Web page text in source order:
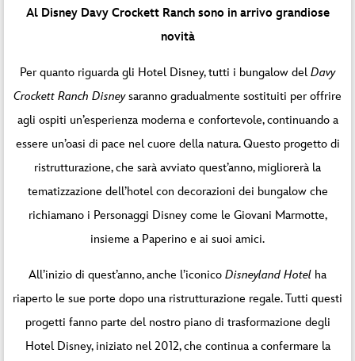
Al Disney Davy Crockett Ranch sono in arrivo grandiose
novità
Per quanto riguarda gli Hotel Disney, tutti i bungalow delDavy
Crockett Ranch Disneysaranno gradualmente sostituiti per offrire
agli ospiti un’esperienza moderna e confortevole, continuando a
essere un’oasi di pace nel cuore della natura. Questo progetto di
ristrutturazione, che sarà avviato quest’anno, migliorerà la
tematizzazione dell’hotel con decorazioni dei bungalow che
richiamano i Personaggi Disney come le Giovani Marmotte,
insieme a Paperino e ai suoi amici.
All’inizio di quest’anno, anche l’iconico Disneyland Hotel ha
riaperto le sue porte dopo una ristrutturazione regale. Tutti questi
progetti fanno parte del nostro piano di trasformazione degli
Hotel Disney, iniziato nel 2012, che continua a confermare la